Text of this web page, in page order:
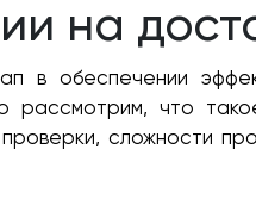
на
в обеспечении
рассмотрим, что
сложности